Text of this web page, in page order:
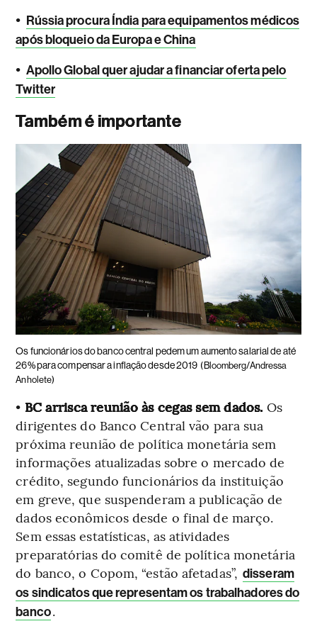
• Rússia procura Índia para equipamentos médicos
após bloqueio da Europa e China
• Apollo Global quer ajudar a financiar oferta pelo
Twitter
Também é importante
Os funcionários do banco central pedem um aumento salarial de até
26% para compensar a inflação desde 2019 (Bloomberg/Andressa
Anholete)
• BC arrisca reunião às cegas sem dados. Os
dirigentes do Banco Central vão para sua
próxima reunião de política monetária sem
informações atualizadas sobre o mercado de
crédito, segundo funcionários da instituição
em greve, que suspenderam a publicação de
dados econômicos desde o final de março.
Sem essas estatísticas, as atividades
preparatórias do comitê de política monetária
do banco, o Copom, “estão afetadas”, disseram
os sindicatos que representam os trabalhadores do
banco.